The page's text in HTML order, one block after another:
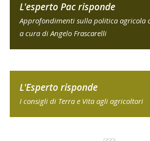
L'esperto Pac risponde
Approfondimenti sulla politica agricola
a cura di Angelo Frascarelli
L'Esperto risponde
I consigli di Terra e Vita agli agricoltori